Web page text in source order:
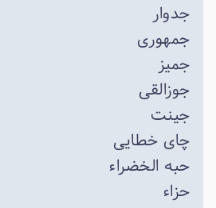
جدوار
جمهوری
جمیز
جوزالقی
جینت
چای خطایی
حبه الخضراء
حزاء